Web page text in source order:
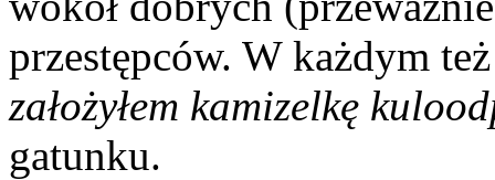
przestępców. W każdym
założyłem kamizelkę
gatunku.